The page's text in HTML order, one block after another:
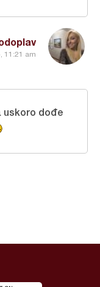
11:21 am
uskoro dođe